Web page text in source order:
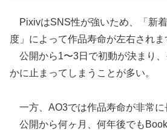
PixivはSNS性が強いため、「新
度」によって作品寿命が左右されま
公開から1〜3日で初動が決まり
かに止まってしまうことが多い。
一方、AO3では作品寿命が非常に
公開から何ヶ月、何年後でも